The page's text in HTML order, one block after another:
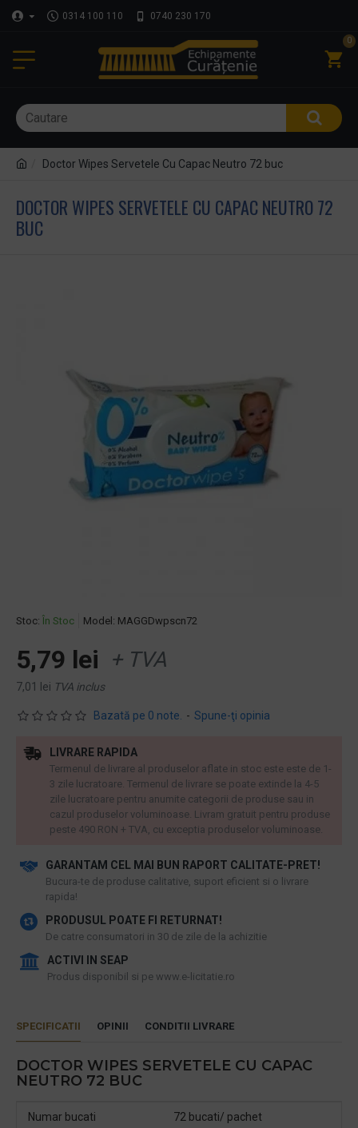
0314 100 110 0740 230 170
0
Doctor Wipes Servetele Cu Capac Neutro 72 buc
DOCTOR WIPES SERVETELE CU CAPAC NEUTRO 72
BUC
Stoc: În Stoc Model: MAGGDwpscn72
Bazată pe 0 note. - Spune-ţi opinia
5,79 lei + TVA
7,01 lei TVA inclus
GARANTAM CEL MAI BUN RAPORT CALITATE-PRET!
​Bucura-te de produse calitative, suport eficient si o livrare
rapida!
PRODUSUL POATE FI RETURNAT!
De catre consumatori in 30 de zile de la achizitie
ACTIVI IN SEAP
Produs disponibil si pe www.e-licitatie.ro
LIVRARE RAPIDA
Termenul de livrare al produselor aflate in stoc este este de 1-
3 zile lucratoare. Termenul de livrare se poate extinde la 4-5
zile lucratoare pentru anumite categorii de produse sau in
cazul produselor voluminoase. Livram gratuit pentru produse
peste 490 RON + TVA, cu exceptia produselor voluminoase.
SPECIFICATII OPINII CONDITII LIVRARE
DOCTOR WIPES SERVETELE CU CAPAC
NEUTRO 72 BUC
Numar bucati 72 bucati/ pachet